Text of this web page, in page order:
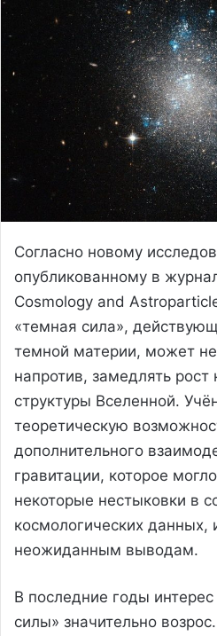
Согласно новому
опубликованному в
Cosmology and
«темная сила»,
темной материи, может не
напротив, замедлять
структуры Вселенной.
теоретическую
дополнительного
гравитации, которое
некоторые нестыковки в
космологических данных,
неожиданным выводам.
В последние годы
силы» значительно